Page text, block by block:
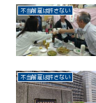
不当解雇は許さない
不当解雇は許さない